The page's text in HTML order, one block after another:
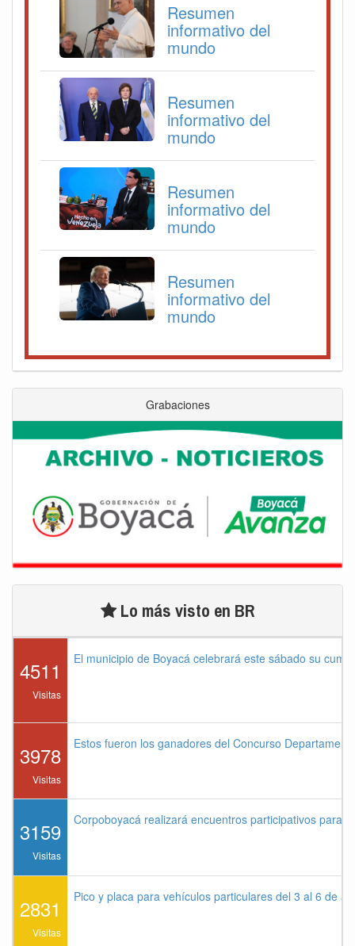
Resumen
informativo del
mundo
Resumen
informativo del
mundo
Resumen
informativo del
mundo
Resumen
informativo del
mundo
Grabaciones
Lo más visto en BR
4511
Visitas
El municipio de Boyacá celebrará este sábado su
3978
Visitas
Estos fueron los ganadores del Concurso
3159
Visitas
Corpoboyacá realizará encuentros participativos para
2831
Visitas
Pico y placa para vehículos particulares del 3 al 6 de